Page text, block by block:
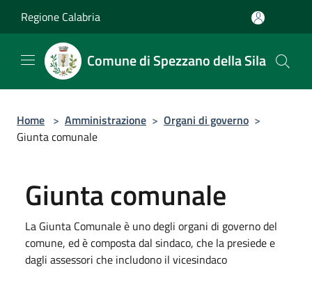
Regione Calabria
Comune di Spezzano della Sila
Home > Amministrazione > Organi di governo >
Giunta comunale
Giunta comunale
La Giunta Comunale è uno degli organi di governo del
comune, ed è composta dal sindaco, che la presiede e
dagli assessori che includono il vicesindaco